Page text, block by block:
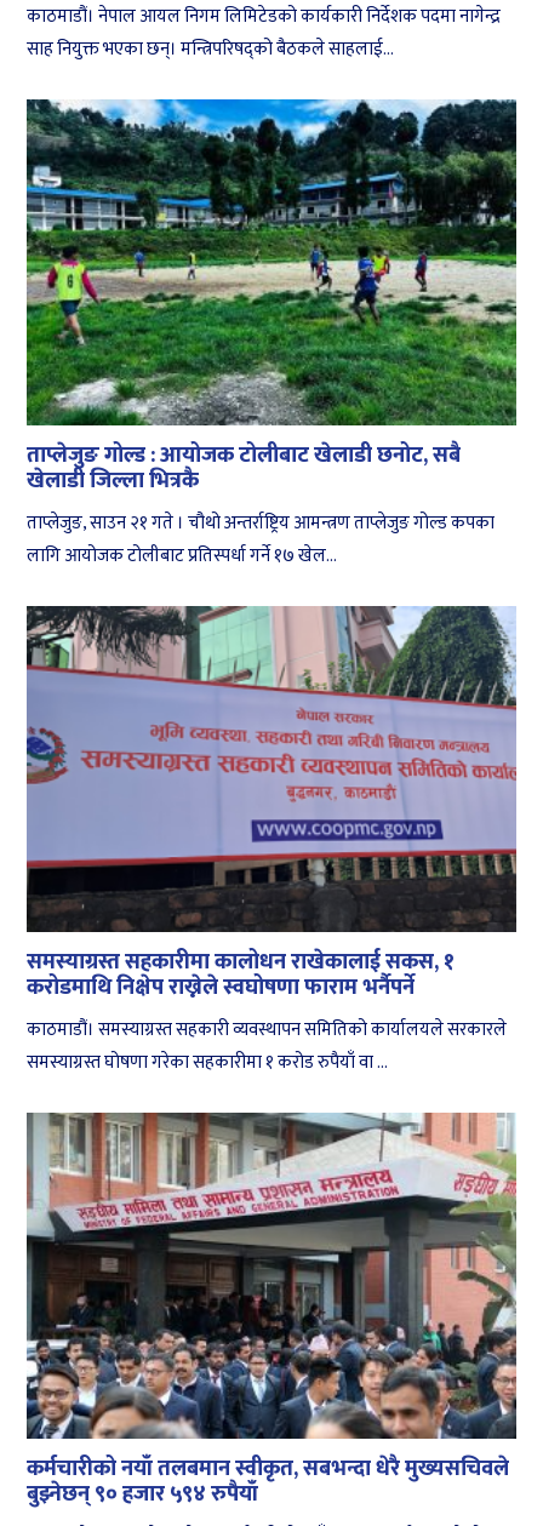
काठमाडौं। नेपाल आयल निगम लिमिटेडको कार्यकारी निर्देशक पदमा नागेन्द्र
साह नियुक्त भएका छन्। मन्त्रिपरिषद्को बैठकले साहलाई...
ताप्लेजुङ गोल्ड : आयोजक टोलीबाट खेलाडी छनोट, सबै
खेलाडी जिल्ला भित्रकै
ताप्लेजुङ, साउन २१ गते । चौथो अन्तर्राष्ट्रिय आमन्त्रण ताप्लेजुङ गोल्ड कपका
लागि आयोजक टोलीबाट प्रतिस्पर्धा गर्ने १७ खेल...
समस्याग्रस्त सहकारीमा कालोधन राखेकालाई सकस, १
करोडमाथि निक्षेप राख्नेले स्वघोषणा फाराम भर्नैपर्ने
काठमाडौं। समस्याग्रस्त सहकारी व्यवस्थापन समितिको कार्यालयले सरकारले
समस्याग्रस्त घोषणा गरेका सहकारीमा १ करोड रुपैयाँ वा ...
कर्मचारीको नयाँ तलबमान स्वीकृत, सबभन्दा धेरै मुख्यसचिवले
बुझ्नेछन् ९० हजार ५९४ रुपैयाँ